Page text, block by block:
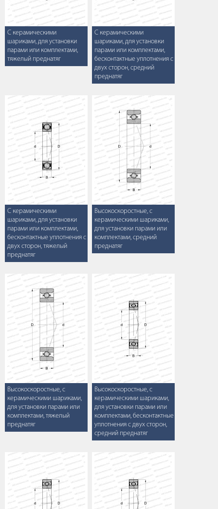
С керамическими
шариками, для установки
парами или комплектами,
тяжелый преднатяг
С керамическими
шариками, для установки
парами или комплектами,
бесконтактные уплотнения с
двух сторон, средний
преднатяг
С керамическими
шариками, для установки
парами или комплектами,
бесконтактные уплотнения с
двух сторон, тяжелый
преднатяг
Высокоскоростные, с
керамическими шариками,
для установки парами или
комплектами, средний
преднатяг
Высокоскоростные, с
керамическими шариками,
для установки парами или
комплектами, тяжелый
преднатяг
Высокоскоростные, с
керамическими шариками,
для установки парами или
комплектами, бесконтактные
уплотнения с двух сторон,
средний преднатяг